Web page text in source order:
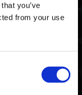
you’ve
from your use
요 공지
콜라보 다운로